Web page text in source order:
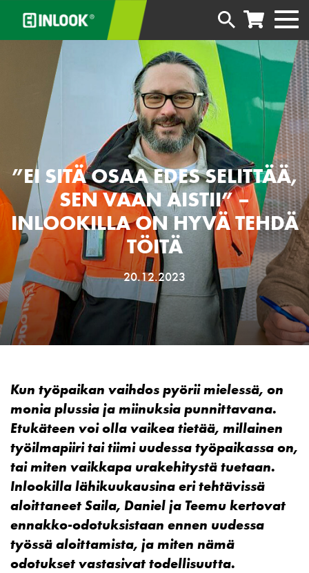
”EI SITÄ OSAA EDES SELITTÄÄ,
SEN VAAN AISTII” –
INLOOKILLA ON HYVÄ TEHDÄ
TÖITÄ
20.12.2023
Kun työpaikan vaihdos pyörii mielessä, on
monia plussia ja miinuksia punnittavana.
Etukäteen voi olla vaikea tietää, millainen
työilmapiiri tai tiimi uudessa työpaikassa on,
tai miten vaikkapa urakehitystä tuetaan.
Inlookilla lähikuukausina eri tehtävissä
aloittaneet Saila, Daniel ja Teemu kertovat
ennakko-odotuksistaan ennen uudessa
työssä aloittamista, ja miten nämä
odotukset vastasivat todellisuutta.